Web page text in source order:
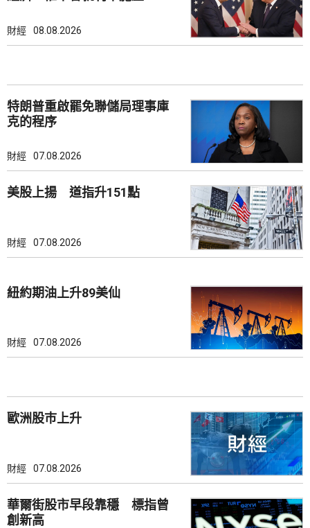
財經 08.08.2026
特朗普重啟罷免聯儲局理事庫
克的程序
財經 07.08.2026
美股上揚 道指升151點
財經 07.08.2026
紐約期油上升89美仙
財經 07.08.2026
歐洲股巿上升
財經 07.08.2026
華爾街股市早段靠穩 標指曾
創新高